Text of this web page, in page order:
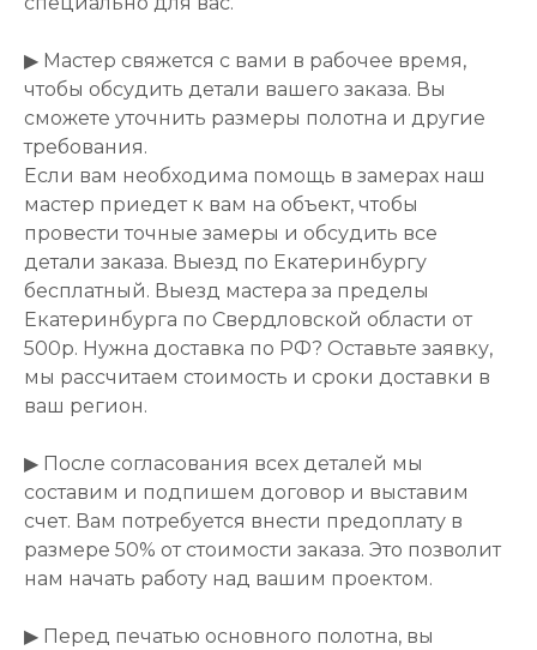
▶ Мастер свяжется с вами в рабочее время,
чтобы обсудить детали вашего заказа. Вы
сможете уточнить размеры полотна и другие
требования.
Если вам необходима помощь в замерах наш
мастер приедет к вам на объект, чтобы
провести точные замеры и обсудить все
детали заказа. Выезд по Екатеринбургу
бесплатный. Выезд мастера за пределы
Екатеринбурга по Свердловской области от
500р. Нужна доставка по РФ? Оставьте заявку,
мы рассчитаем стоимость и сроки доставки в
ваш регион.
▶ После согласования всех деталей мы
составим и подпишем договор и выставим
счет. Вам потребуется внести предоплату в
размере 50% от стоимости заказа. Это позволит
нам начать работу над вашим проектом.
▶ Перед печатью основного полотна, вы